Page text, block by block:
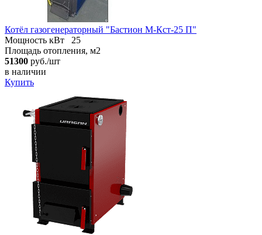
Котёл газогенераторный "Бастион М-Кст-25 П"
Мощность кВт
25
Площадь отопления, м2
51300 руб./шт
в наличии
Купить